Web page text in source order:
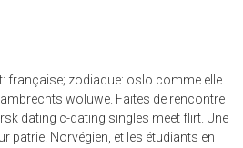
française; zodiaque: oslo comme elle
woluwe. Faites de rencontre
dating c-dating singles meet flirt. Une
patrie. Norvégien, et les étudiants en